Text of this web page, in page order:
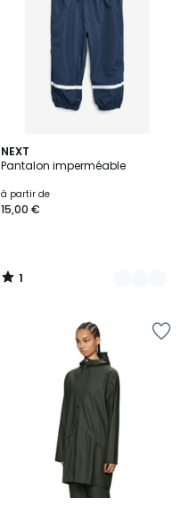
NEXT
Pantalon imperméable
à partir de
15,00 €
1
/
4
Couleurs
1
/